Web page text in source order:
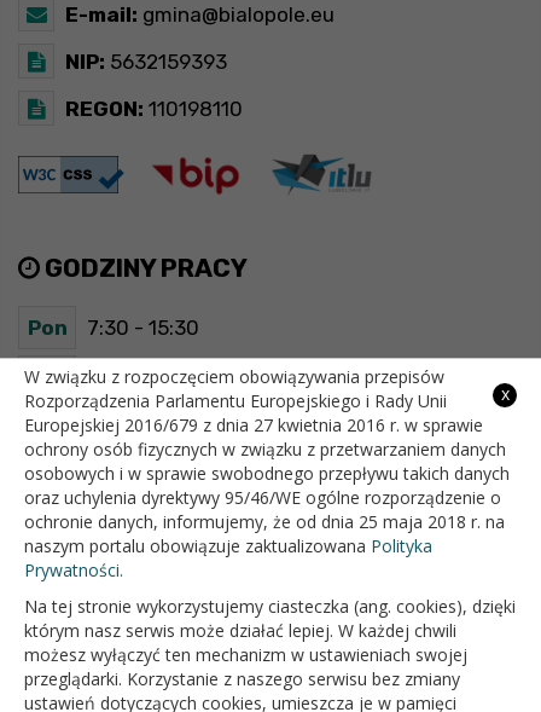
E-mail: gmina@bialopole.eu
NIP: 5632159393
REGON: 110198110
GODZINY PRACY
Pon 7:30 - 15:30
Wt 7:30 - 15:30
Śr 7:30 - 15:30
Czw 7:30 - 15:30
Pt 7:30 - 15:30
OFICJALNY SERWIS INTERNETOWY GMINY BIAŁOPOLE
x
W związku z rozpoczęciem obowiązywania przepisów
Rozporządzenia Parlamentu Europejskiego i Rady Unii
Europejskiej 2016/679 z dnia 27 kwietnia 2016 r. w sprawie
ochrony osób fizycznych w związku z przetwarzaniem danych
osobowych i w sprawie swobodnego przepływu takich danych
oraz uchylenia dyrektywy 95/46/WE ogólne rozporządzenie o
ochronie danych, informujemy, że od dnia 25 maja 2018 r. na
naszym portalu obowiązuje zaktualizowana Polityka
Prywatności.
Na tej stronie wykorzystujemy ciasteczka (ang. cookies), dzięki
którym nasz serwis może działać lepiej. W każdej chwili
możesz wyłączyć ten mechanizm w ustawieniach swojej
przeglądarki. Korzystanie z naszego serwisu bez zmiany
ustawień dotyczących cookies, umieszcza je w pamięci